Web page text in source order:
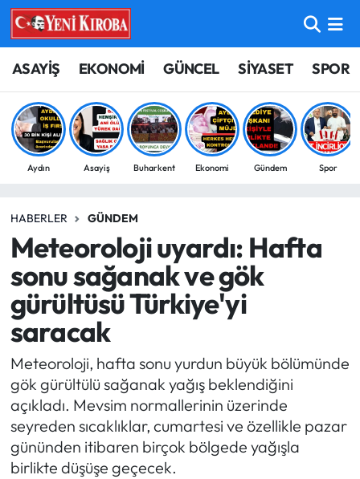
ASAYİŞ EKONOMİ GÜNCEL SİYASET SPOR
Aydın Asayiş Buharkent Ekonomi Gündem Spor
HABERLER GÜNDEM
Meteoroloji uyardı: Hafta
sonu sağanak ve gök
gürültüsü Türkiye'yi
saracak
Meteoroloji, hafta sonu yurdun büyük bölümünde
gök gürültülü sağanak yağış beklendiğini
açıkladı. Mevsim normallerinin üzerinde
seyreden sıcaklıklar, cumartesi ve özellikle pazar
gününden itibaren birçok bölgede yağışla
birlikte düşüşe geçecek.
ASAYİŞ
BİLİM-TEKNOLOJİ
ÇEVRE
EĞİTİM
EKONOMİ
GÜNCEL
GÜNDEM
MAGAZİN
SAĞLIK
SİYASET
Aydın Nöbetçi Eczaneler
Aydın Hava Durumu
Aydin Namaz Vakitleri
Süper Lig Puan Durumu ve Fikstür
Tüm Manşetler
Son Dakika Haberleri
Haber Arşivi